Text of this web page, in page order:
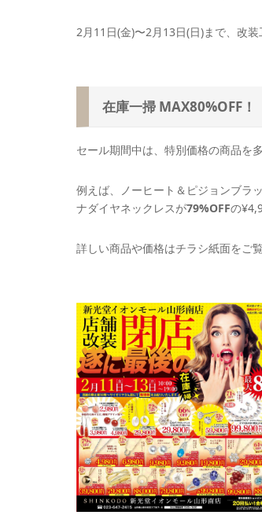
2月11日(金)〜2月13日(日)まで、改
在庫一掃 MAX80%OFF！
セール期間中は、特別価格の商品を
例えば、ノーヒート＆ピジョンブラ
ナダイヤネックレスが79%OFFの
詳しい商品や価格はチラシ紙面をご覧